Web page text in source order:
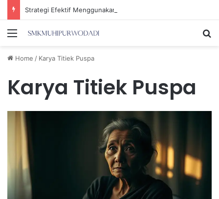
Menu
Home / Karya Titiek Puspa
Karya Titiek Puspa